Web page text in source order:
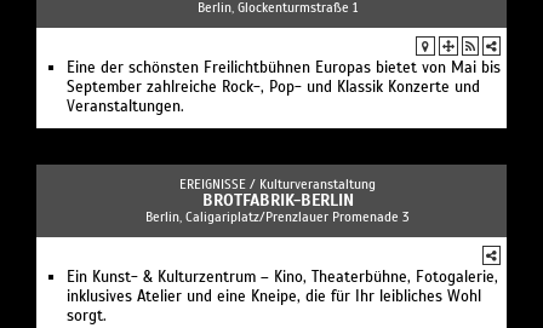
Berlin, Glockenturmstraße 1
Eine der schönsten Freilichtbühnen Europas bietet von Mai bis
September zahlreiche Rock-, Pop- und Klassik Konzerte und
Veranstaltungen.
EREIGNISSE / Kulturveranstaltung
BROTFABRIK-BERLIN
Berlin, Caligariplatz/Prenzlauer Promenade 3
Ein Kunst- & Kulturzentrum – Kino, Theaterbühne, Fotogalerie,
inklusives Atelier und eine Kneipe, die für Ihr leibliches Wohl
sorgt.